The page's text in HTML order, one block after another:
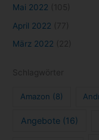
Mai 2022
April 2022
März 2022
Amazon (8)
Angebote(16)